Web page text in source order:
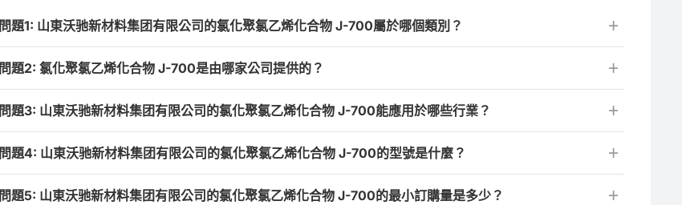
問題1: 山東沃驰新材料集团有限公司的氯化聚氯乙烯化合物 J-700屬於哪個類別？
問題2: 氯化聚氯乙烯化合物 J-700是由哪家公司提供的？
問題3: 山東沃驰新材料集团有限公司的氯化聚氯乙烯化合物 J-700能應用於哪些行業？
問題4: 山東沃驰新材料集团有限公司的氯化聚氯乙烯化合物 J-700的型號是什麼？
問題5: 山東沃驰新材料集团有限公司的氯化聚氯乙烯化合物 J-700的最小訂購量是多少？